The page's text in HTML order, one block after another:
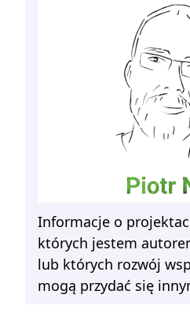
Informacje o
których jestem
lub których rozwój
mogą przydać się